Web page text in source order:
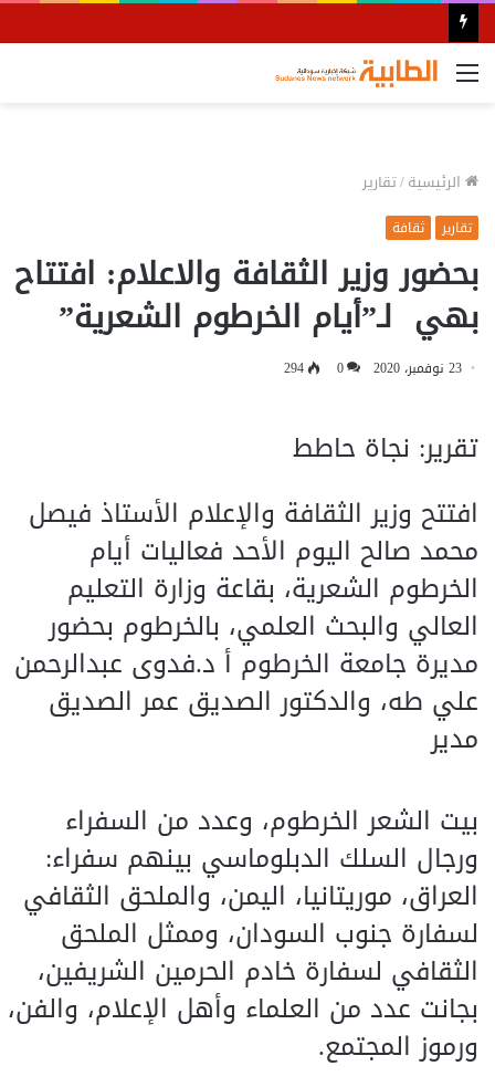
القائمة
الرئيسية/تقارير
تقارير ثقافة
بحضور وزير الثقافة والاعلام: افتتاح
بهي لـ”أيام الخرطوم الشعرية”
23 نوفمبر، 2020 0
294
تقرير: نجاة حاطط
افتتح وزير الثقافة والإعلام الأستاذ فيصل
محمد صالح اليوم الأحد فعاليات أيام
الخرطوم الشعرية، بقاعة وزارة التعليم
العالي والبحث العلمي، بالخرطوم بحضور
مديرة جامعة الخرطوم أ د.فدوى عبدالرحمن
علي طه، والدكتور الصديق عمر الصديق
مدير
بيت الشعر الخرطوم، وعدد من السفراء
ورجال السلك الدبلوماسي بينهم سفراء:
العراق، موريتانيا، اليمن، والملحق الثقافي
لسفارة جنوب السودان، وممثل الملحق
الثقافي لسفارة خادم الحرمين الشريفين،
بجانت عدد من العلماء وأهل الإعلام، والفن،
ورموز المجتمع.